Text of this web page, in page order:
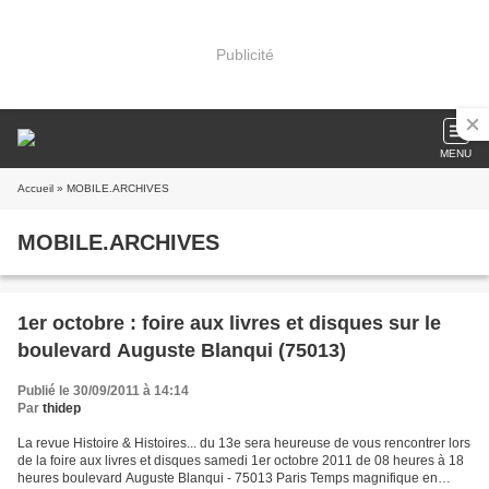
Publicité
MENU
Accueil » MOBILE.ARCHIVES
MOBILE.ARCHIVES
1er octobre : foire aux livres et disques sur le
boulevard Auguste Blanqui (75013)
Publié le 30/09/2011 à 14:14
Par thidep
La revue Histoire & Histoires... du 13e sera heureuse de vous rencontrer lors
de la foire aux livres et disques samedi 1er octobre 2011 de 08 heures à 18
heures boulevard Auguste Blanqui - 75013 Paris Temps magnifique en